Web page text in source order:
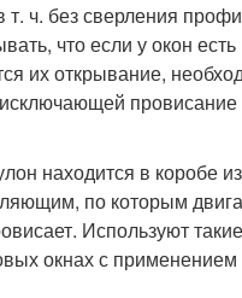
ч. без сверления
что если у окон
их открывание,
провисание
находится в коробе
по которым
Используют
окнах с применением